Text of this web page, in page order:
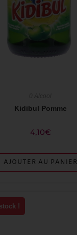
Kidibul Pomme
4,10€
AJOUTER AU PANIER
!